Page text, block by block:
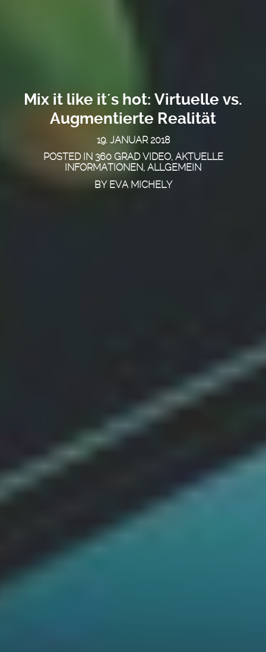
Mix it like it´s hot: Virtuelle vs.
Augmentierte Realität
19. JANUAR 2018
POSTED IN 360 GRAD VIDEO, AKTUELLE
INFORMATIONEN, ALLGEMEIN
BY EVA MICHELY